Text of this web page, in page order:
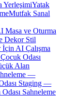
YerleşimiYatak
Mutfak Sanal
Masa ve Oturma
Dekor Stil
AI Çalışma
Odası
Alan
—
Staging —
Sahneleme